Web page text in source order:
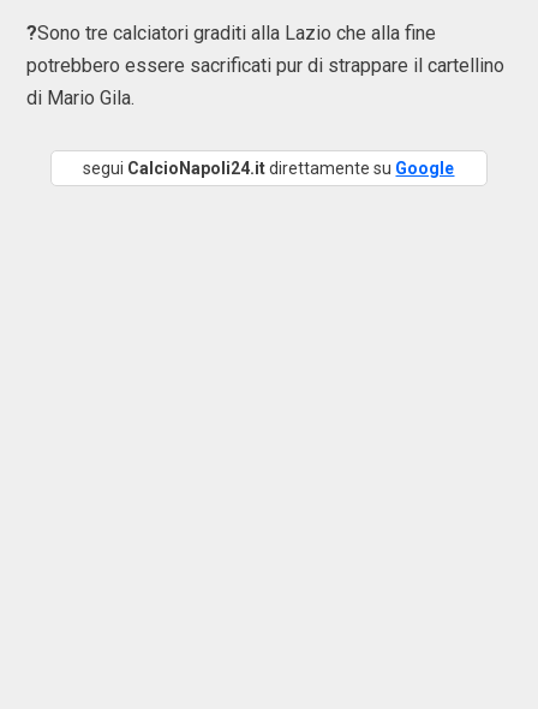
?Sono tre calciatori graditi alla Lazio che alla fine
potrebbero essere sacrificati pur di strappare il cartellino
di Mario Gila.
segui CalcioNapoli24.itdirettamente su Google